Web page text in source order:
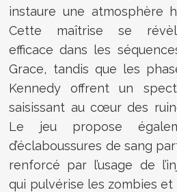
instaure une atmosphère
Cette maîtrise se
efficace dans les
Grace, tandis que les
Kennedy offrent un
saisissant au cœur des
Le jeu propose
d’éclaboussures de sang
renforcé par l’usage de
qui pulvérise les zombies